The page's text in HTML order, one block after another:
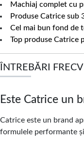
Machiaj complet cu
Produse Catrice sub
Cel mai bun fond de
Top produse Catrice
ÎNTREBĂRI
Este Catrice un
Catrice este un brand
formulele performante